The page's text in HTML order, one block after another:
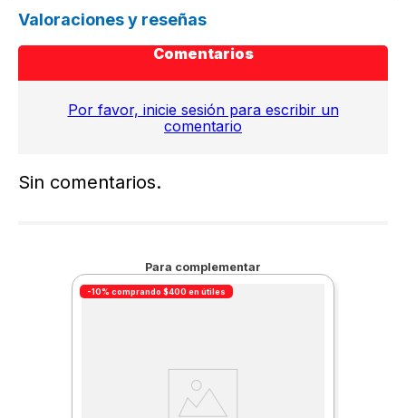
Valoraciones y reseñas
Comentarios
Por favor, inicie sesión para escribir un
comentario
Sin comentarios.
Para complementar
-10% comprando $400 en útiles